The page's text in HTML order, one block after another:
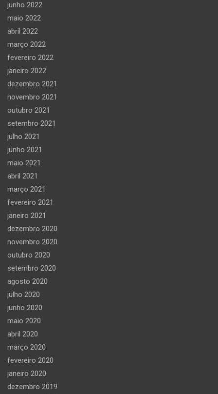
junho 2022
maio 2022
abril 2022
março 2022
fevereiro 2022
janeiro 2022
dezembro 2021
novembro 2021
outubro 2021
setembro 2021
julho 2021
junho 2021
maio 2021
abril 2021
março 2021
fevereiro 2021
janeiro 2021
dezembro 2020
novembro 2020
outubro 2020
setembro 2020
agosto 2020
julho 2020
junho 2020
maio 2020
abril 2020
março 2020
fevereiro 2020
janeiro 2020
dezembro 2019